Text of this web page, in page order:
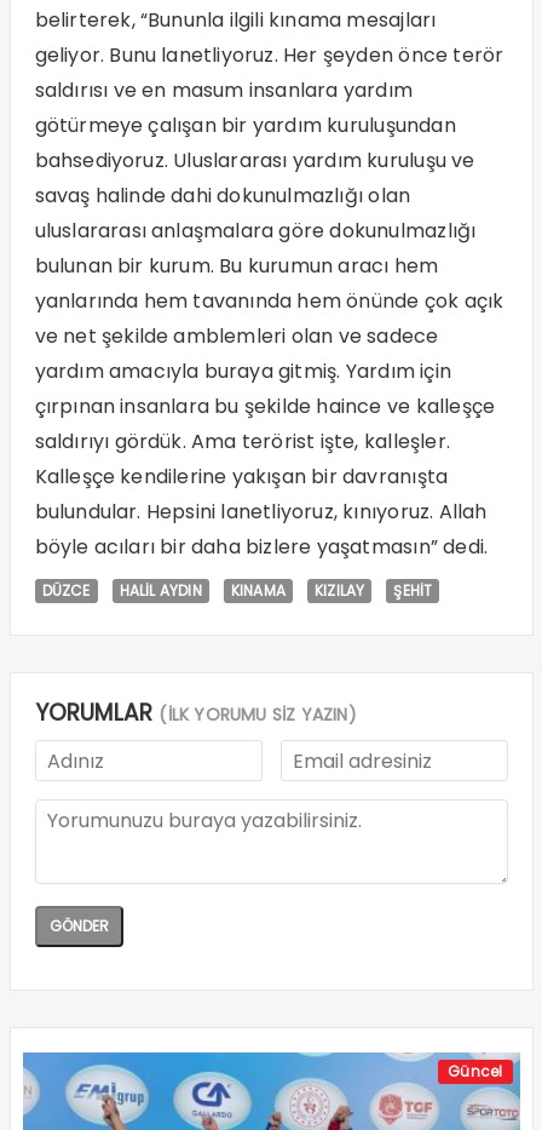
belirterek, “Bununla ilgili kınama mesajları
geliyor. Bunu lanetliyoruz. Her şeyden önce terör
saldırısı ve en masum insanlara yardım
götürmeye çalışan bir yardım kuruluşundan
bahsediyoruz. Uluslararası yardım kuruluşu ve
savaş halinde dahi dokunulmazlığı olan
uluslararası anlaşmalara göre dokunulmazlığı
bulunan bir kurum. Bu kurumun aracı hem
yanlarında hem tavanında hem önünde çok açık
ve net şekilde amblemleri olan ve sadece
yardım amacıyla buraya gitmiş. Yardım için
çırpınan insanlara bu şekilde haince ve kalleşçe
saldırıyı gördük. Ama terörist işte, kalleşler.
Kalleşçe kendilerine yakışan bir davranışta
bulundular. Hepsini lanetliyoruz, kınıyoruz. Allah
böyle acıları bir daha bizlere yaşatmasın” dedi.
DÜZCE HALİL AYDIN KINAMA KIZILAY ŞEHİT
YORUMLAR (İLK YORUMU SİZ YAZIN)
Güncel